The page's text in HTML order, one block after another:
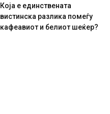
Која е единствената
вистинска разлика помеѓу
кафеавиот и белиот шеќер?